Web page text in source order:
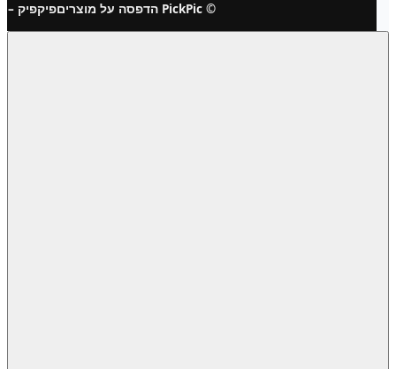
© PickPic הדפסה על מוצרים פיקפיק –